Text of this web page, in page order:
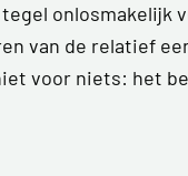
van de relatief
voor niets: het